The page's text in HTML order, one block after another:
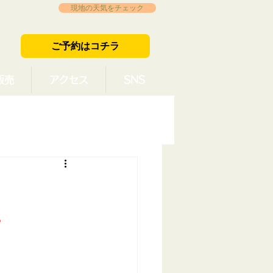
現地の天気をチェック
ご予約はコチラ
売 アクセス SNS